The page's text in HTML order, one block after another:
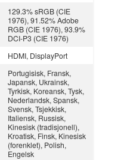
129.3% sRGB (CIE
1976), 91.52% Adobe
RGB (CIE 1976), 93.9%
DCI-P3 (CIE 1976)
HDMI, DisplayPort
Portugisisk, Fransk,
Japansk, Ukrainsk,
Tyrkisk, Koreansk, Tysk,
Nederlandsk, Spansk,
Svensk, Tsjekkisk,
Italiensk, Russisk,
Kinesisk (tradisjonell),
Kroatisk, Finsk, Kinesisk
(forenklet), Polish,
Engelsk